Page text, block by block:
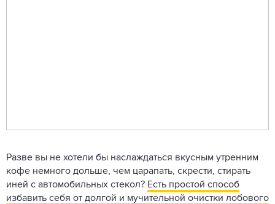
Разве вы не хотели бы наслаждаться вкусным утренним
кофе немного дольше, чем царапать, скрести, стирать
иней с автомобильных стекол? Есть простой способ
избавить себя от долгой и мучительной очистки лобового